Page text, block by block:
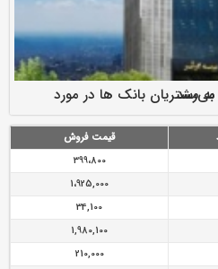
ایران از اقدامات مدیرعامل بیمه
مشتریان بانک ها در مورد
قیمت فروش
399،800
1،925,000
34,100
1,980,100
210,000